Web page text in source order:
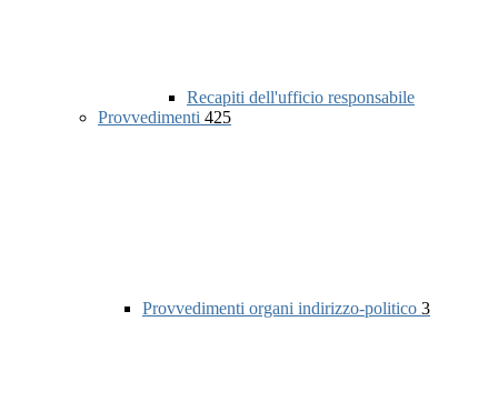
Recapiti dell'ufficio responsabile
Provvedimenti 425
Provvedimenti organi indirizzo-politico 3